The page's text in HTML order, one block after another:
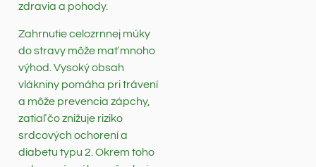
zdravia a pohody.
Zahrnutie celozrnnej múky
do stravy môže mať mnoho
výhod. Vysoký obsah
vlákniny pomáha pri trávení
a môže prevencia zápchy,
zatiaľ čo znižuje riziko
srdcových ochorení a
diabetu typu 2. Okrem toho